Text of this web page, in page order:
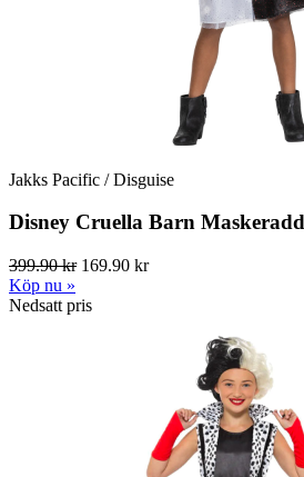
Jakks Pacific / Disguise
Disney Cruella Barn
399.90 kr169.90 kr
Köp nu »
Nedsatt pris